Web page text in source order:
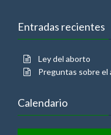
Entradas recientes
Ley del aborto
Preguntas sobre el
Calendario